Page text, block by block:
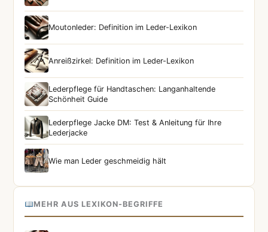
Moutonleder: Definition im Leder-Lexikon
Anreißzirkel: Definition im Leder-Lexikon
Lederpflege für Handtaschen: Langanhaltende
Schönheit Guide
Lederpflege Jacke DM: Test & Anleitung für Ihre
Lederjacke
Wie man Leder geschmeidig hält
MEHR AUS LEXIKON-BEGRIFFE